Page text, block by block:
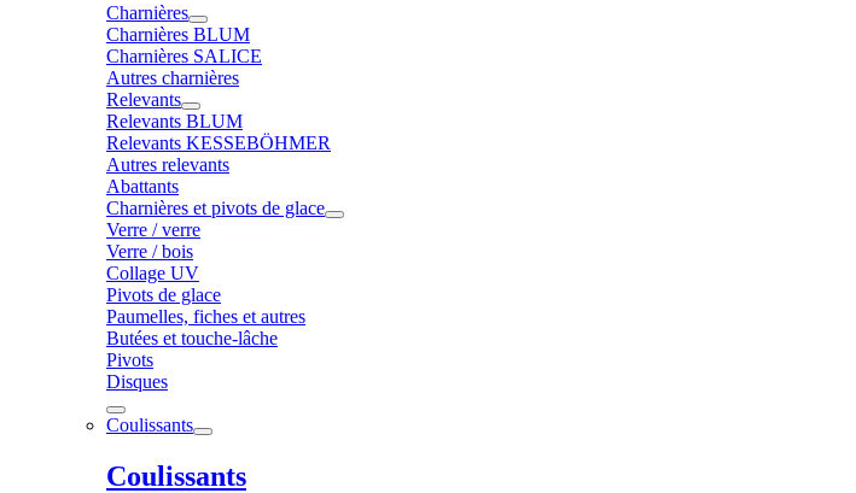
Charnières
Charnières BLUM
Charnières SALICE
Autres charnières
Relevants
Relevants BLUM
Relevants KESSEBÖHMER
Autres relevants
Abattants
Charnières et pivots de glace
Verre / verre
Verre / bois
Collage UV
Pivots de glace
Paumelles, fiches et autres
Butées et touche-lâche
Pivots
Disques
Coulissants
Coulissants